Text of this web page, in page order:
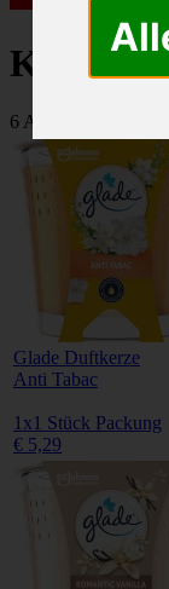
Kerzen
6 Artikel
Glade Duftkerze
Anti Tabac
1x1 Stück Packung
€ 5,29